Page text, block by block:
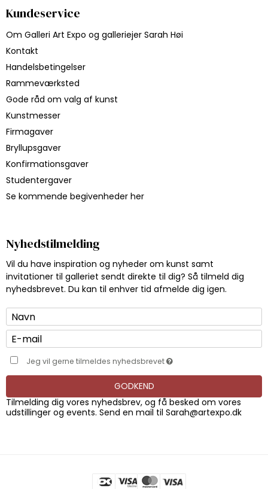
Kundeservice
Om Galleri Art Expo og galleriejer Sarah Høi
Kontakt
Handelsbetingelser
Rammeværksted
Gode råd om valg af kunst
Kunstmesser
Firmagaver
Bryllupsgaver
Konfirmationsgaver
Studentergaver
Se kommende begivenheder her
Nyhedstilmelding
Vil du have inspiration og nyheder om kunst samt
invitationer til galleriet sendt direkte til dig? Så tilmeld dig
nyhedsbrevet. Du kan til enhver tid afmelde dig igen.
Jeg vil gerne tilmeldes nyhedsbrevet
GODKEND
Tilmelding dig vores nyhedsbrev, og få besked om vores
udstillinger og events. Send en mail til Sarah@artexpo.dk